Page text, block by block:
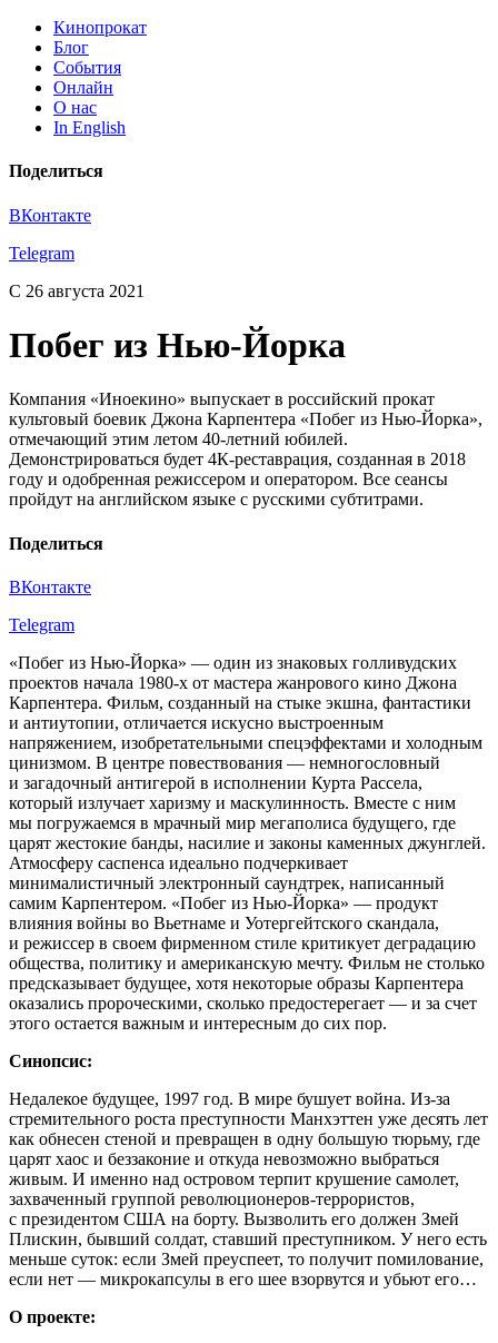
Кинопрокат
Блог
События
Онлайн
О нас
In English
Поделиться
ВКонтакте
Telegram
С 26 августа 2021
Побег из Нью-Йорка
Компания «Иноекино» выпускает в российский прокат
культовый боевик Джона Карпентера «Побег из Нью-Йорка»,
отмечающий этим летом 40-летний юбилей.
Демонстрироваться будет 4К-реставрация, созданная в 2018
году и одобренная режиссером и оператором. Все сеансы
пройдут на английском языке с русскими субтитрами.
Поделиться
ВКонтакте
Telegram
«Побег из Нью-Йорка» — один из знаковых голливудских
проектов начала 1980-х от мастера жанрового кино Джона
Карпентера. Фильм, созданный на стыке экшна, фантастики
и антиутопии, отличается искусно выстроенным
напряжением, изобретательными спецэффектами и холодным
цинизмом. В центре повествования — немногословный
и загадочный антигерой в исполнении Курта Рассела,
который излучает харизму и маскулинность. Вместе с ним
мы погружаемся в мрачный мир мегаполиса будущего, где
царят жестокие банды, насилие и законы каменных джунглей.
Атмосферу саспенса идеально подчеркивает
минималистичный электронный саундтрек, написанный
самим Карпентером. «Побег из Нью-Йорка» — продукт
влияния войны во Вьетнаме и Уотергейтского скандала,
и режиссер в своем фирменном стиле критикует деградацию
общества, политику и американскую мечту. Фильм не столько
предсказывает будущее, хотя некоторые образы Карпентера
оказались пророческими, сколько предостерегает — и за счет
этого остается важным и интересным до сих пор.
Синопсис:
Недалекое будущее, 1997 год. В мире бушует война. Из-за
стремительного роста преступности Манхэттен уже десять лет
как обнесен стеной и превращен в одну большую тюрьму, где
царят хаос и беззаконие и откуда невозможно выбраться
живым. И именно над островом терпит крушение самолет,
захваченный группой революционеров-террористов,
с президентом США на борту. Вызволить его должен Змей
Плискин, бывший солдат, ставший преступником. У него есть
меньше суток: если Змей преуспеет, то получит помилование,
если нет — микрокапсулы в его шее взорвутся и убьют его…
О проекте: